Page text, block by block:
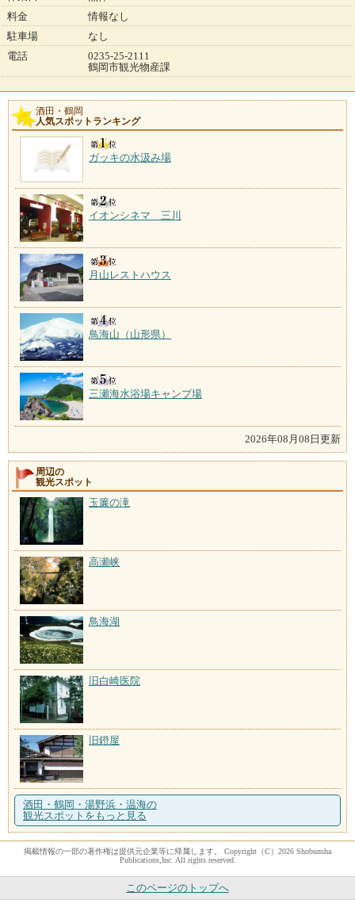
料金
情報なし
駐車場
なし
電話
0235-25-2111
鶴岡市観光物産課
酒田・鶴岡
人気スポットランキング
ガッキの水汲み場
イオンシネマ 三川
月山レストハウス
鳥海山（山形県）
三瀬海水浴場キャンプ場
2026年08月08日更新
周辺の
観光スポット
玉簾の滝
高瀬峡
鳥海湖
旧白崎医院
旧鐙屋
酒田・鶴岡・湯野浜・温海の
観光スポットをもっと見る
掲載情報の一部の著作権は提供元企業等に帰属します。 Copyright（C）2026 Shobunsha
Publications,Inc. All rights reserved.
このページのトップへ